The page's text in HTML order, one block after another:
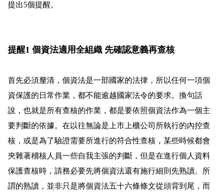
提出5個提醒。
提醒1 個資法適用全組織 先確認意義再查核
首先必須釐清，個資法是一部國家的法律，所以任何一項個
資保護的日常作業，都不能逾越國家法令的要求。換句話
說，也就是所有查核的作業，都是要依照個資法作為一個主
要判斷的依據。在以往無論是上市上櫃公司所執行的內控查
核，或是為了驗證需要所進行的符合性查核，某些時候都會
夾雜著稽核人員一些自我主張的判斷，但是在進行個人資料
保護查核時，請務必要先將個資法還有施行細則先熟讀。所
謂的熟讀，並非只是將個資法五十六條條文從頭背到尾，而